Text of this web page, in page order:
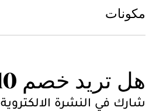
مكونات
هل تريد خصم 10٪ ؟
شارك في النشرة الالكتروية